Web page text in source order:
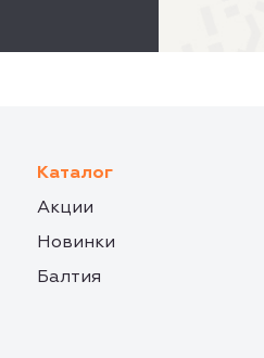
Каталог
Акции
Новинки
Балтия